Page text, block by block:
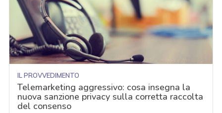
IL PROVVEDIMENTO
Telemarketing aggressivo: cosa insegna la
nuova sanzione privacy sulla corretta raccolta
del consenso